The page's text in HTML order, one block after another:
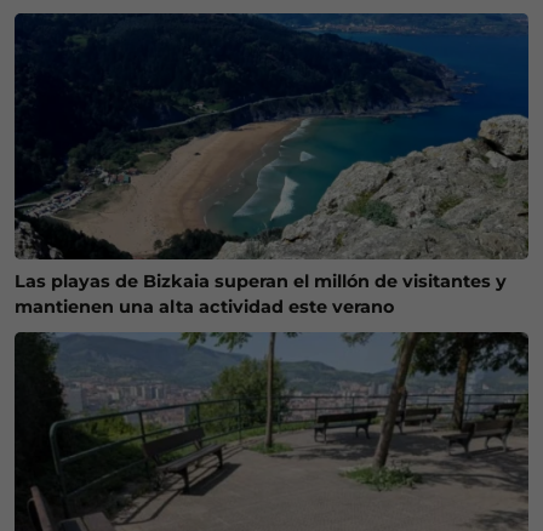
Las playas de Bizkaia superan el millón de visitantes y
mantienen una alta actividad este verano